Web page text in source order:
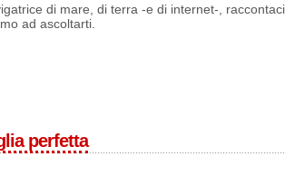
di mare, di terra -e di internet-,
ad ascoltarti.
perfetta